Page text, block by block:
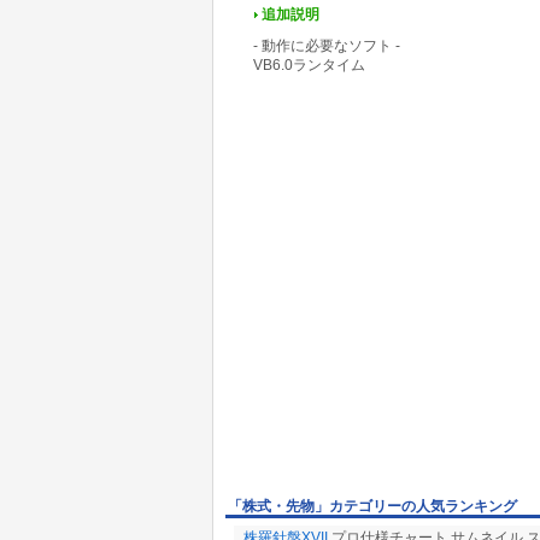
追加説明
- 動作に必要なソフト -
VB6.0ランタイム
「株式・先物」カテゴリーの人気ランキング